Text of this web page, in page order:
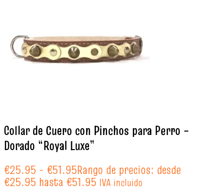
Collar de Cuero con Pinchos para Perro –
Dorado “Royal Luxe”
€25.95 - €51.95Rango de precios: desde
€25.95 hasta €51.95 IVA incluido